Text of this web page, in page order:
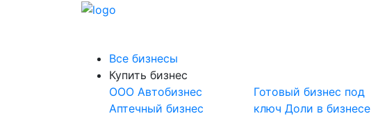
Все бизнесы
Купить бизнес
OOO Автобизнес
Аптечный бизнес
Готовый бизнес под
ключДоли в бизнесе